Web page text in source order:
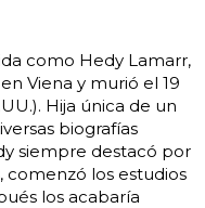
como Hedy Lamarr,
Viena y murió el 19
Hija única de un
biografías
siempre destacó por
comenzó los estudios
los acabaría